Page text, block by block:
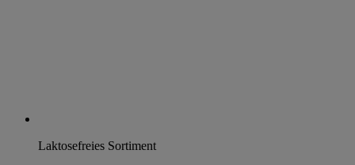
Laktosefreies Sortiment